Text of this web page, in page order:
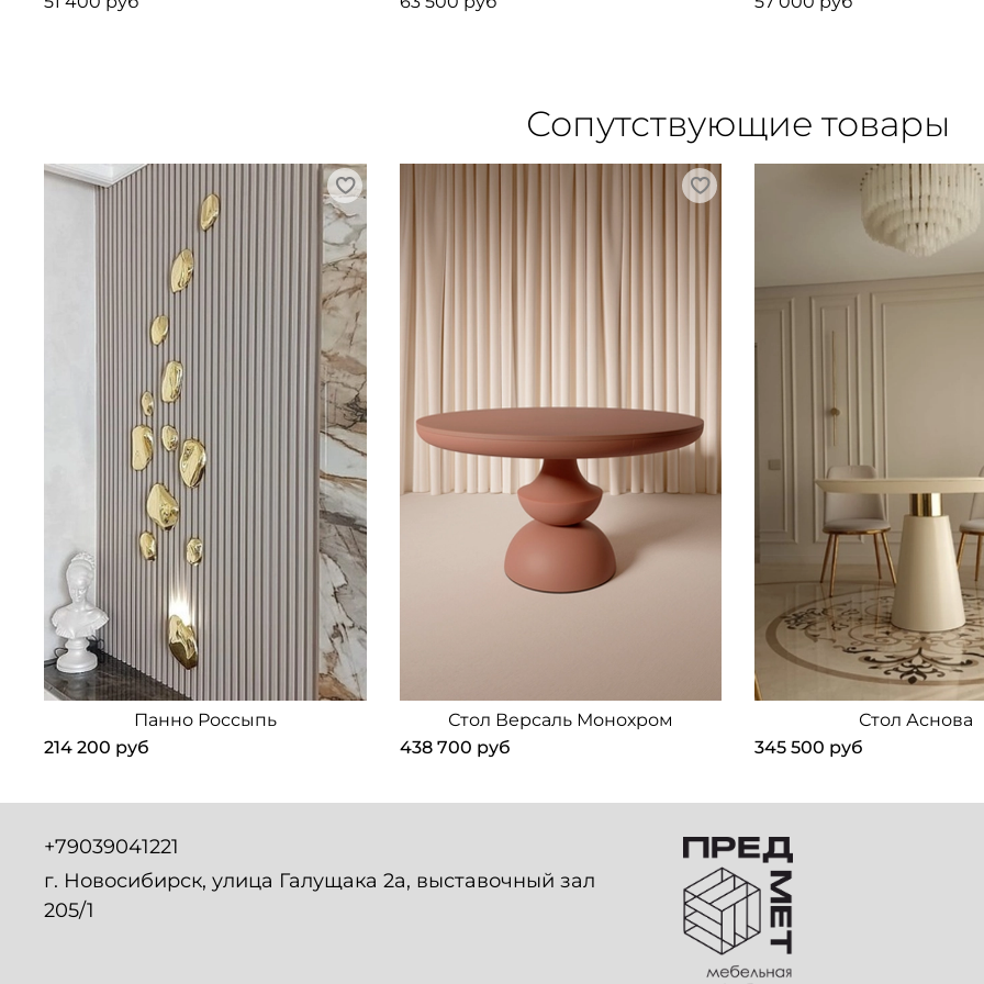
Сопутствующие товары
Панно Россыпь
214 200 руб
Стол Версаль Монохром
438 700 руб
Стол Аснова
345 500 руб
+79039041221
г. Новосибирск, улица Галущака 2а, выставочный зал
205/1